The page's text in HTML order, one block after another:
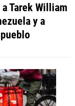
Tarek William
y a